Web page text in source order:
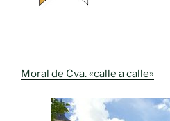
Moral de Cva. «calle a calle»